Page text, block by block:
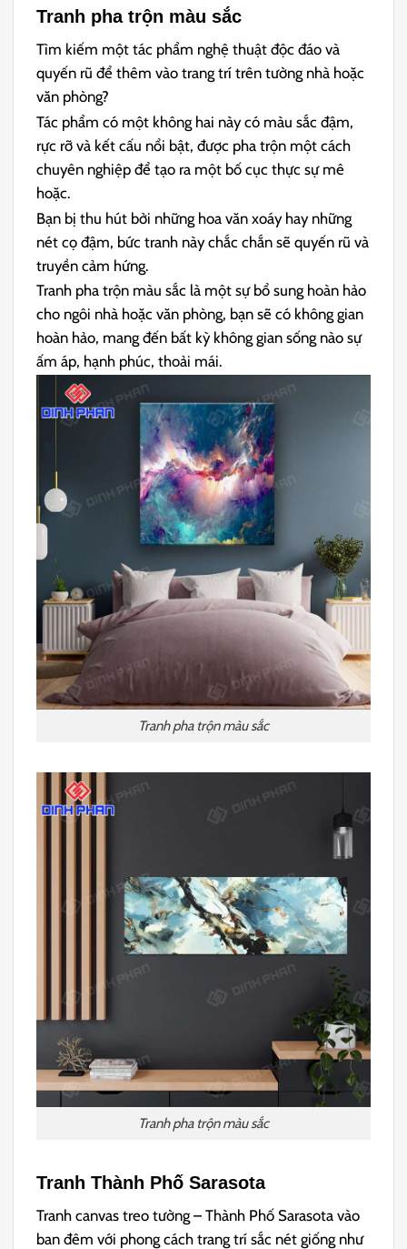
Tranh pha trộn màu sắc
Tìm kiếm một tác phẩm nghệ thuật độc đáo và
quyến rũ để thêm vào trang trí trên tường nhà hoặc
văn phòng?
Tác phẩm có một không hai này có màu sắc đậm,
rực rỡ và kết cấu nổi bật, được pha trộn một cách
chuyên nghiệp để tạo ra một bố cục thực sự mê
hoặc.
Bạn bị thu hút bởi những hoa văn xoáy hay những
nét cọ đậm, bức tranh này chắc chắn sẽ quyến rũ và
truyền cảm hứng.
Tranh pha trộn màu sắc là một sự bổ sung hoàn hảo
cho ngôi nhà hoặc văn phòng, bạn sẽ có không gian
hoàn hảo, mang đến bất kỳ không gian sống nào sự
ấm áp, hạnh phúc, thoải mái.
Tranh pha trộn màu sắc
Tranh pha trộn màu sắc
Tranh Thành Phố Sarasota
Tranh canvas treo tường – Thành Phố Sarasota vào
ban đêm với phong cách trang trí sắc nét giống như